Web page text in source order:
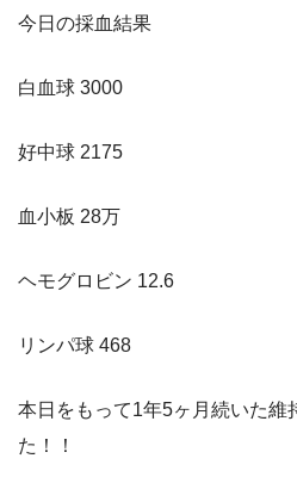
今日の採血結果
白血球 3000
好中球 2175
血小板 28万
ヘモグロビン 12.6
リンパ球 468
本日をもって1年5ヶ月続いた維
た！！